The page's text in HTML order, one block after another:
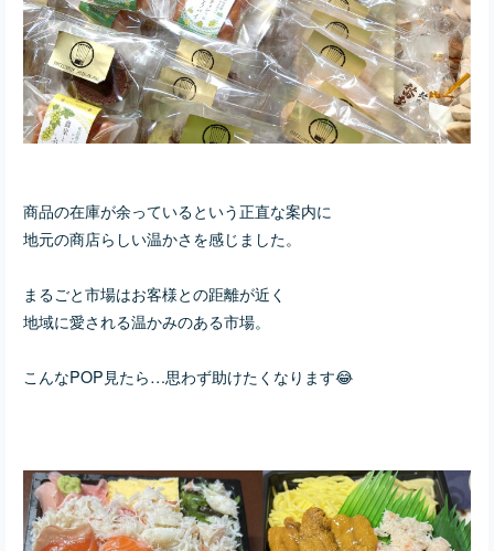
商品の在庫が余っているという正直な案内に
地元の商店らしい温かさを感じました。
まるごと市場はお客様との距離が近く
地域に愛される温かみのある市場。
こんなPOP見たら…思わず助けたくなります😂